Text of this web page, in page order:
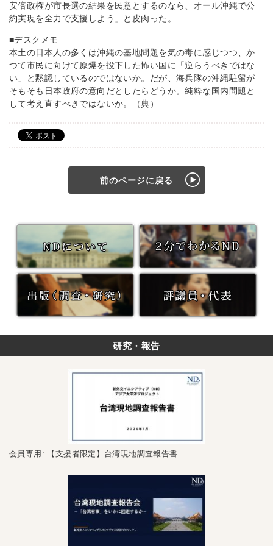
安倍政権が市長選の結果を民意とするのなら、オール沖縄で公
約実現を全力で支援しよう」と皮肉った。
■デスクメモ
本土の日本人の多くは沖縄の基地問題を気の毒に感じつつ、か
つて市民に向けて原爆を投下した怖い国に「逆らうべきではな
い」と黙認しているのではないか。だが、海兵隊の沖縄駐留が
そもそも日本政府の意向だとしたらどうか。純粋な国内問題と
して考え直すべきではないか。（典）
前のページに戻る
研究・報告
会員専用: 【支援者限定】台湾現地調査報告書